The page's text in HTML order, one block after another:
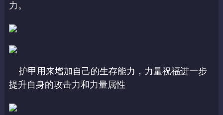
力。
护甲用来增加自己的生存能力，力量祝福进一步
提升自身的攻击力和力量属性